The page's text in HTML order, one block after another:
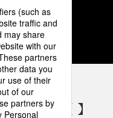
5 6
アカウント